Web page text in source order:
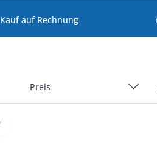
Kauf auf Rechnung
Preis